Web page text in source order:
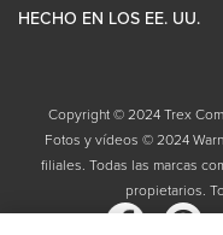
HECHO EN LOS EE. UU.
Copyright © 2024 Trex
Fotos y vídeos © 2024
filiales. Todas las marcas
propietarios.